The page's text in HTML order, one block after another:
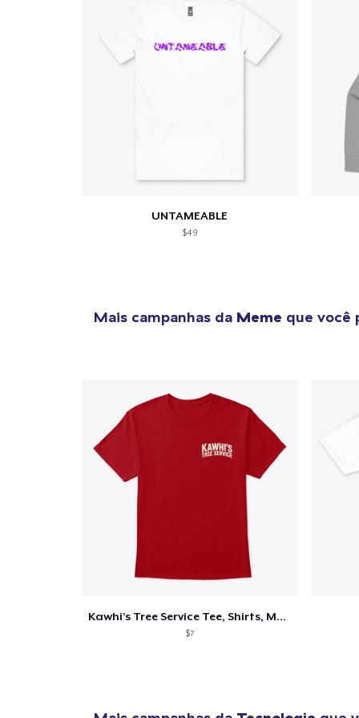
UNTAMEABLE
$49
Mais campanhas da Meme que você
Kawhi’s Tree Service Tee, Shirts, Mug
$7